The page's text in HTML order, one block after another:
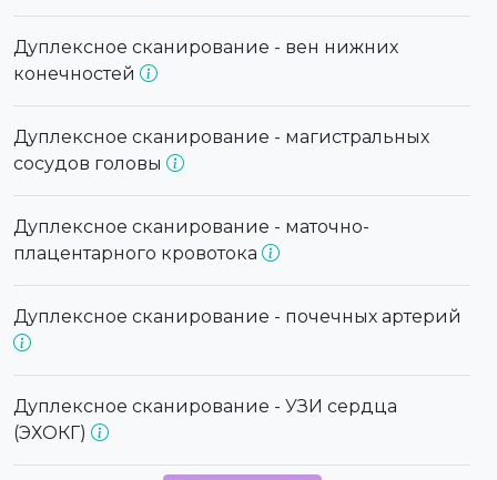
Дуплексное сканирование - вен нижних
конечностей
Дуплексное сканирование - магистральных
сосудов головы
Дуплексное сканирование - маточно-
плацентарного кровотока
Дуплексное сканирование - почечных артерий
Дуплексное сканирование - УЗИ сердца
(ЭХОКГ)